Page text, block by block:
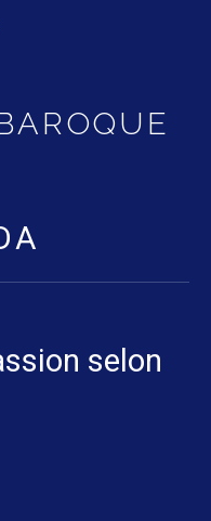
selon